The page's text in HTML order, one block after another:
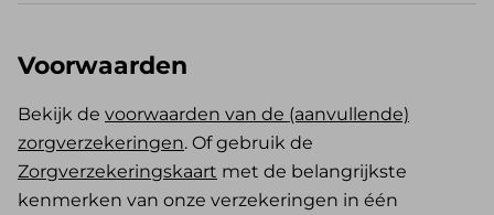
Voorwaarden
Bekijk de voorwaarden van de (aanvullende)
zorgverzekeringen. Of gebruik de
Zorgverzekeringskaart met de belangrijkste
kenmerken van onze verzekeringen in één